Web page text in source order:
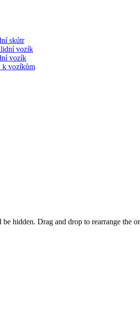
skútr
vozík
vozík
k vozíkům
hidden. Drag and drop to rearrange the